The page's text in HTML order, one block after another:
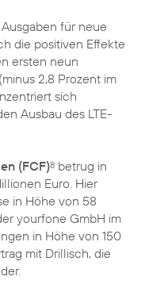
für neue
die positiven Effekte
ersten neun
2,8 Prozent im
sich
Ausbau des LTE-
(FCF)8 betrug in
Euro. Hier
in Höhe von 58
yourfone GmbH im
in Höhe von 150
mit Drillisch, die